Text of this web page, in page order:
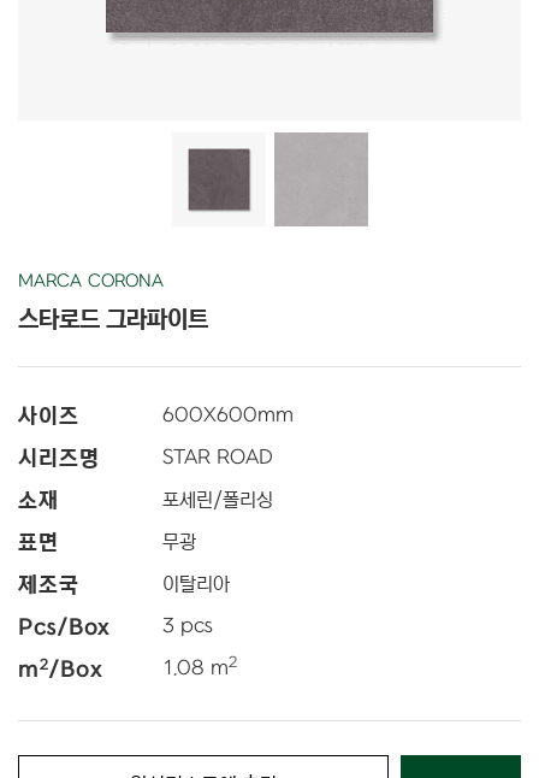
MARCA CORONA
스타로드 그라파이트
사이즈 600X600mm
시리즈명 STAR ROAD
소재 포세린/폴리싱
표면 무광
제조국 이탈리아
Pcs/Box 3 pcs
m2/Box 1.08 m2